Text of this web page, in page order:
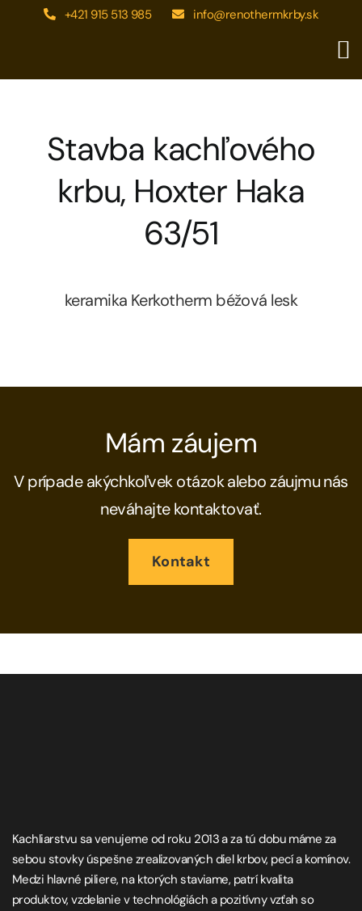
+421 915 513 985 info@renothermkrby.sk
Stavba kachľového
krbu, Hoxter Haka
63/51
keramika Kerkotherm béžová lesk
Mám záujem
V prípade akýchkoľvek otázok alebo záujmu nás
neváhajte kontaktovať.
Kontakt
Kachliarstvu sa venujeme od roku 2013 a za tú dobu máme za
sebou stovky úspešne zrealizovaných diel krbov, pecí a komínov.
Medzi hlavné piliere, na ktorých staviame, patrí kvalita
produktov, vzdelanie v technológiách a pozitívny vzťah so